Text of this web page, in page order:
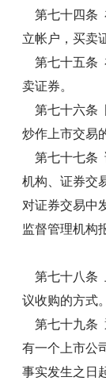
第七十四条
立帐户，买卖
第七十五条
卖证券。
第七十六条
炒作上市交易
第七十七条
机构、证券交
对证券交易中
监督管理机构
第七十八条
议收购的方式。
第七十九条
有一个上市公
事实发生之日